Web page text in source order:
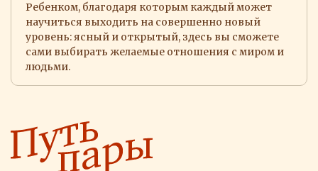
Ребенком, благодаря которым каждый может
научиться выходить на совершенно новый
уровень: ясный и открытый, здесь вы сможете
сами выбирать желаемые отношения с миром и
людьми.